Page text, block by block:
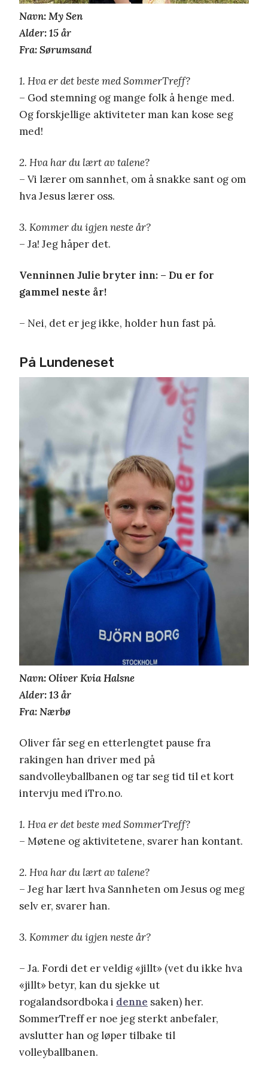
Navn: My Sen
Alder: 15 år
Fra: Sørumsand
1. Hva er det beste med SommerTreff?
– God stemning og mange folk å henge med.
Og forskjellige aktiviteter man kan kose seg
med!
2. Hva har du lært av talene?
– Vi lærer om sannhet, om å snakke sant og om
hva Jesus lærer oss.
3. Kommer du igjen neste år?
– Ja! Jeg håper det.
Venninnen Julie bryter inn: – Du er for
gammel neste år!
– Nei, det er jeg ikke, holder hun fast på.
På Lundeneset
Navn: Oliver Kvia Halsne
Alder: 13 år
Fra: Nærbø
Oliver får seg en etterlengtet pause fra
rakingen han driver med på
sandvolleyballbanen og tar seg tid til et kort
intervju med iTro.no.
1. Hva er det beste med SommerTreff?
– Møtene og aktivitetene, svarer han kontant.
2. Hva har du lært av talene?
– Jeg har lært hva Sannheten om Jesus og meg
selv er, svarer han.
3. Kommer du igjen neste år?
– Ja. Fordi det er veldig «jillt» (vet du ikke hva
«jillt» betyr, kan du sjekke ut
rogalandsordboka i denne saken) her.
SommerTreff er noe jeg sterkt anbefaler,
avslutter han og løper tilbake til
volleyballbanen.